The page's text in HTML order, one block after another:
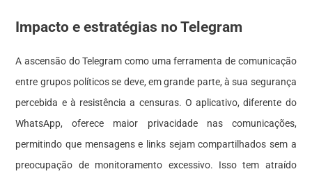
Impacto e estratégias no Telegram
A ascensão do Telegram como uma ferramenta de comunicação
entre grupos políticos se deve, em grande parte, à sua segurança
percebida e à resistência a censuras. O aplicativo, diferente do
WhatsApp, oferece maior privacidade nas comunicações,
permitindo que mensagens e links sejam compartilhados sem a
preocupação de monitoramento excessivo. Isso tem atraído